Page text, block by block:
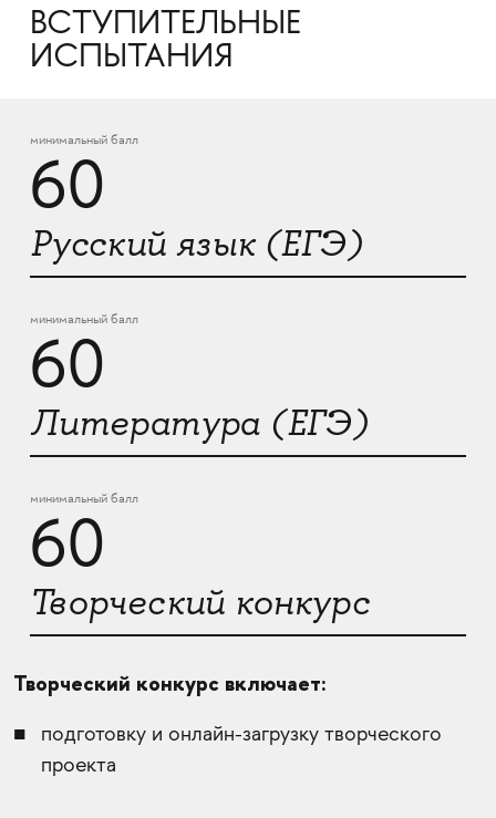
ВСТУПИТЕЛЬНЫЕ
ИСПЫТАНИЯ
минимальный балл
60
Русский язык (ЕГЭ)
минимальный балл
60
Литература (ЕГЭ)
минимальный балл
60
Творческий конкурс
Творческий конкурс включает:
подготовку и онлайн-загрузку творческого
проекта